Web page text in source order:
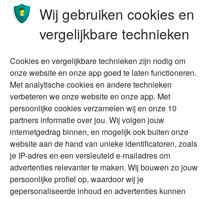
Ondernemen
Stoppen met werken
Wonen
Nalatenschap
Schenken
Duurzaam
Vermogensplanning
Tweede huis in
buitenland
DGA
Erfenis
Over Financial Focus
Specialisten
Financial Focus
magazine
The Exit Years
Contact
Alles voor en over vermogenden.
Wij gebruiken cookies en
vergelijkbare technieken
Cookies en vergelijkbare technieken zijn nodig om
onze website en onze app goed te laten functioneren.
Met analytische cookies en andere technieken
verbeteren we onze website en onze app. Met
persoonlijke cookies verzamelen wij en onze 10
partners informatie over jou. Wij volgen jouw
internetgedrag binnen, en mogelijk ook buiten onze
website aan de hand van unieke identificatoren, zoals
je IP-adres en een versleuteld e-mailadres om
advertenties relevanter te maken. Wij bouwen zo jouw
persoonlijke profiel op, waardoor wij je
gepersonaliseerde inhoud en advertenties kunnen